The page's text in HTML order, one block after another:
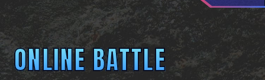
ONLINE BATTLE